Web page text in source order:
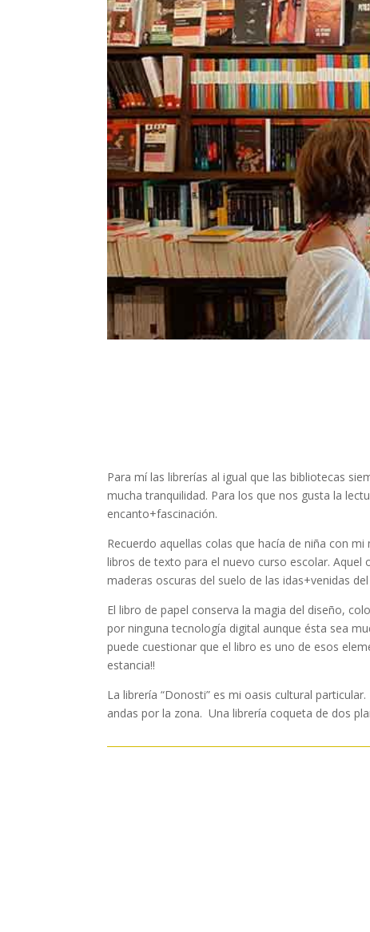
Para mí las librerías al igual que las bibliotecas
mucha tranquilidad. Para los que nos gusta la
encanto+fascinación.
Recuerdo aquellas colas que hacía de niña con
libros de texto para el nuevo curso escolar.
maderas oscuras del suelo de las idas+venidas
El libro de papel conserva la magia del diseño,
por ninguna tecnología digital aunque ésta sea
puede cuestionar que el libro es uno de esos
estancia!!
La librería “Donosti” es mi oasis cultural
andas por la zona. Una librería coqueta de dos